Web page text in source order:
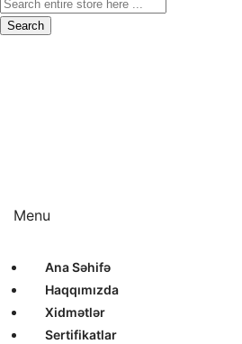
Search
Menu
Ana Səhifə
Haqqımızda
Xidmətlər
Sertifikatlar